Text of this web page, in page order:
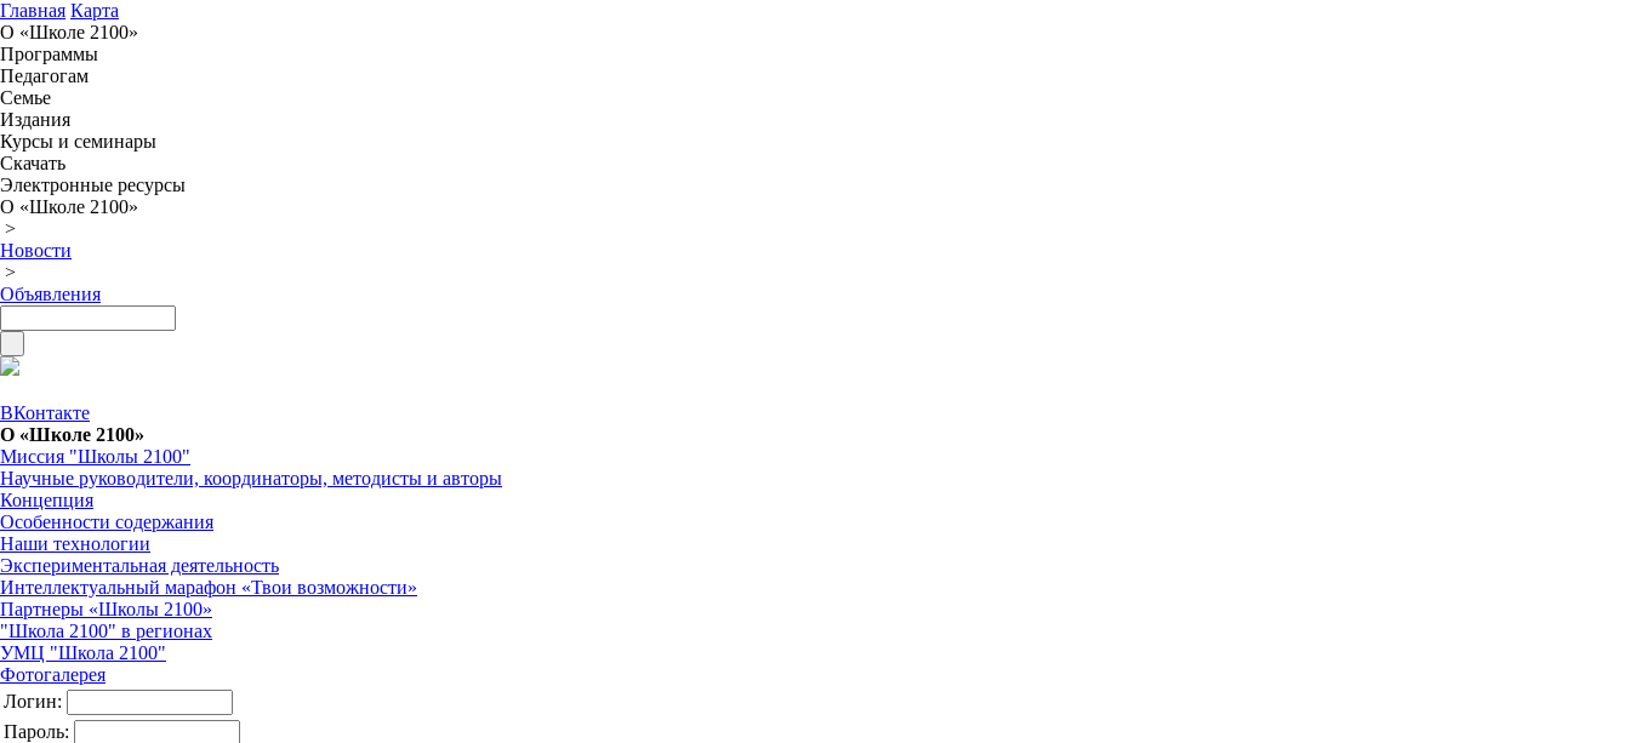
Главная Карта
О «Школе 2100»
Программы
Педагогам
Семье
Издания
Курсы и семинары
Скачать
Электронные ресурсы
О «Школе 2100»
>
Новости
>
Объявления
ВКонтакте
О «Школе 2100»
Миссия "Школы 2100"
Научные руководители, координаторы, методисты и авторы
Концепция
Особенности содержания
Наши технологии
Экспериментальная деятельность
Интеллектуальный марафон «Твои возможности»
Партнеры «Школы 2100»
"Школа 2100" в регионах
УМЦ "Школа 2100"
Фотогалерея
Логин:
Пароль: